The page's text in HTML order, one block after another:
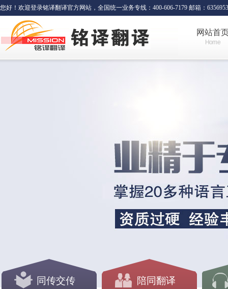
您好！欢迎登录铭译翻译官方网站，全国统一业务专线：400-606-7179 邮箱：
网站首
Home
同传交传 陪同翻译